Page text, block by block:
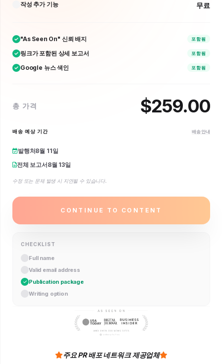
작성 추가 기능 무료
"As Seen On" 신뢰 배지 포함됨
링크가 포함된 상세 보고서 포함됨
Google 뉴스 색인 포함됨
총 가격 $259.00
배송 예상 기간 배송 안내
발행처8월 11일
전체 보고서8월 13일
수정 또는 문제 발생 시 지연될 수 있습니다.
CONTINUE TO CONTENT
CHECKLIST
Full name
Valid email address
Publication package
Writing option
주요 PR 배포 네트워크 제공업체